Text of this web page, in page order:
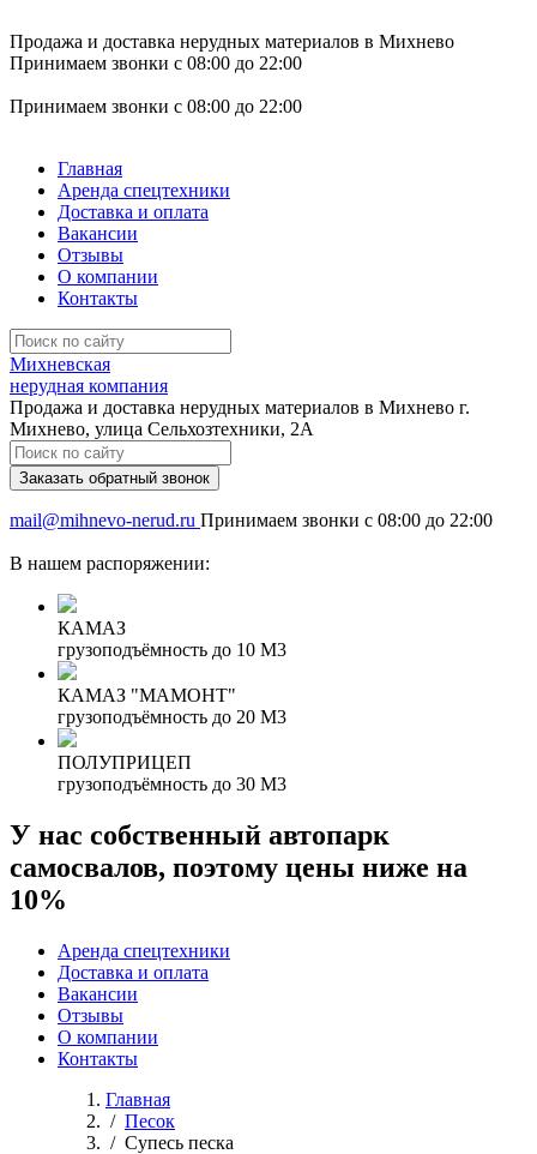
Продажа и доставка нерудных материалов в Михнево
Принимаем звонки с 08:00 до 22:00
Принимаем звонки с 08:00 до 22:00
Главная
Аренда спецтехники
Доставка и оплата
Вакансии
Отзывы
О компании
Контакты
Михневская
нерудная компания
Продажа и доставка нерудных материалов в Михнево г.
Михнево, улица Сельхозтехники, 2А
Заказать обратный звонок
mail@mihnevo-nerud.ru Принимаем звонки с 08:00 до 22:00
В нашем распоряжении:
КАМАЗ
грузоподъёмность до 10 М3
КАМАЗ "МАМОНТ"
грузоподъёмность до 20 М3
ПОЛУПРИЦЕП
грузоподъёмность до 30 М3
У нас собственный автопарк
самосвалов, поэтому цены ниже на
10%
Аренда спецтехники
Доставка и оплата
Вакансии
Отзывы
О компании
Контакты
Главная
/ Песок
/ Супесь песка